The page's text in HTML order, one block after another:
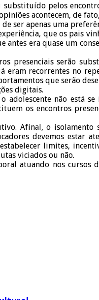
pelos
acontecem, de
ser apenas uma
que os pais
era quase um
presenciais serão
eram recorrentes no
que serão
digitais.
adolescente não está
os encontros
Afinal, o isolamento
devemos estar
limites,
viciados ou não.
atuando nos cursos